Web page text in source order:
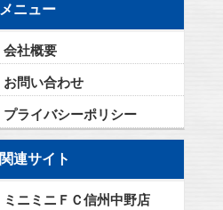
メニュー
会社概要
お問い合わせ
プライバシーポリシー
関連サイト
ミニミニＦＣ信州中野店